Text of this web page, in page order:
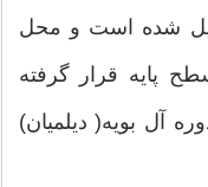
از ۹۹ پله تشكیل شده است و محل
پایه قرار گرفته
آل بویه( دیلمیان)